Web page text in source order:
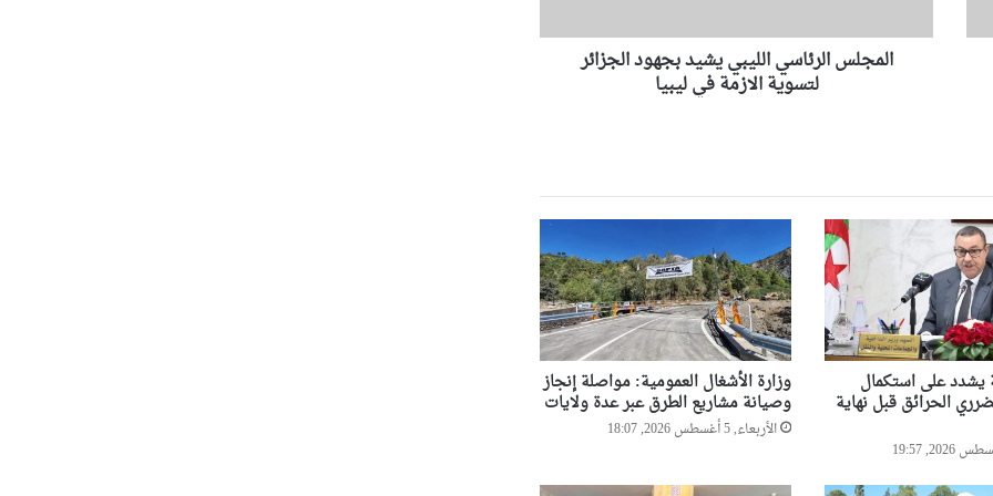
من مستثمرين في الإمارات
النائب علوش أمين يتولى متابعة
بوفدش تكلف نوابها التسعة
بمهامهم بالمجلس الشعبي الوطني
السيّد عطاف يزور متحف الحرب
الوطنية العظمى ” النصر”
بالعاصمة مينسك
السيّد عطاف يستقبل من طرف
رئيسة مجلس الجمهورية للجمعية
الوطنية البيلاروسية
ر
ل
ي
ي
ي
ش
ي
د
ب
ج
و
د
المجلس الرئاسي الليبي يشيد بجهود الجزائر
لتسوية الازمة في ليبيا
يشدد على استكمال
الحرائق قبل نهاية
وزارة الأشغال العمومية: مواصلة إنجاز
وصيانة مشاريع الطرق عبر عدة ولايات
الأربعاء, 5 أغسطس 2026, 18:07